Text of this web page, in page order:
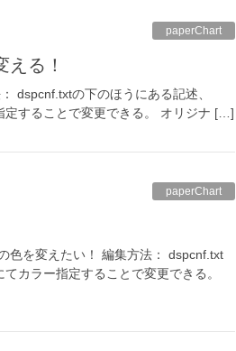
paperChart
える！
dspcnf.txtの下のほうにある記述、
することで変更できる。 オリジナ […]
paperChart
色を変えたい！ 編集方法： dspcnf.txt
カラー指定することで変更できる。